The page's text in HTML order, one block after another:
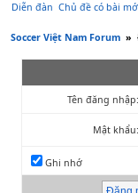
Diễn đàn Chủ đề có bài
Soccer Việt Nam Forum »
Tên đăng nhập:
Mật khẩu:
Ghi nhớ